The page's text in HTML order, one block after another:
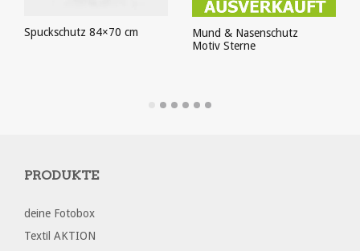
Spuckschutz 84×70 cm
Mund & Nasenschutz
Motiv Sterne
PRODUKTE
deine Fotobox
Textil AKTION